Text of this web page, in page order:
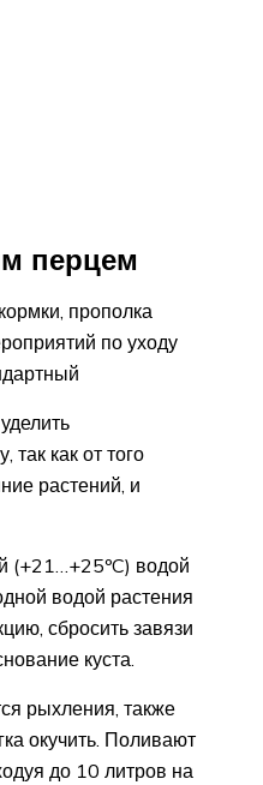
перцем
прополка
по уходу
как от того
растений, и
(+21…+25ºC) водой
водой растения
сбросить завязи
куста.
рыхления, также
окучить. Поливают
до 10 литров на